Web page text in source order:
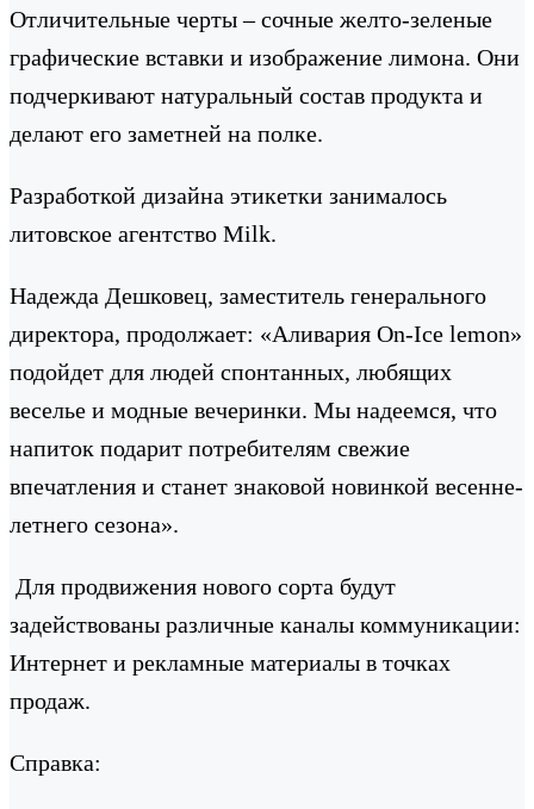
Отличительные черты – сочные желто-зеленые
графические вставки и изображение лимона. Они
подчеркивают натуральный состав продукта и
делают его заметней на полке.
Разработкой дизайна этикетки занималось
литовское агентство Milk.
Надежда Дешковец, заместитель генерального
директора, продолжает: «Аливария On-Ice lemon»
подойдет для людей спонтанных, любящих
веселье и модные вечеринки. Мы надеемся, что
напиток подарит потребителям свежие
впечатления и станет знаковой новинкой весенне-
летнего сезона».
Для продвижения нового сорта будут
задействованы различные каналы коммуникации:
Интернет и рекламные материалы в точках
продаж.
Справка: